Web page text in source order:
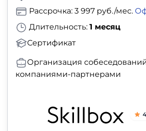
Длительность: 1 месяц
Сертификат
Рассрочка: 3 997 руб./мес.
Организация
компаниями-партнерами